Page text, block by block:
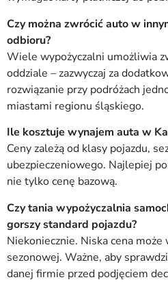
Czy można zwrócić auto w
odbioru?
Wiele wypożyczalni umożliwia
oddziale – zazwyczaj za
rozwiązanie przy podróżach
miastami regionu śląskiego.
Ile kosztuje wynajem auta w
Ceny zależą od klasy pojazdu,
ubezpieczeniowego. Najlepiej
nie tylko cenę bazową.
Czy tania wypożyczalnia
gorszy standard pojazdu?
Niekoniecznie. Niska cena może
sezonowej. Ważne, aby
danej firmie przed podjęciem